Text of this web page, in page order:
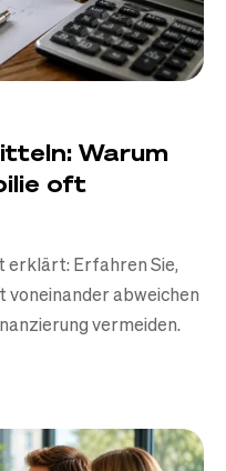
Warum
oft
Erfahren Sie,
abweichen
vermeiden.